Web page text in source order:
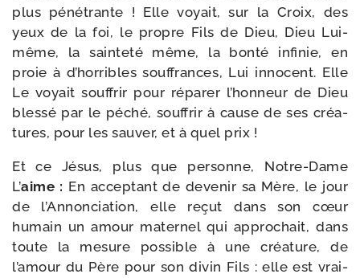
plus péné­trante ! Elle voyait, sur la Croix, des
yeux de la foi, le propre Fils de Dieu, Dieu Lui-​
même, la sain­te­té même, la bon­té infi­nie, en
proie à d’horribles souf­frances, Lui inno­cent. Elle
Le voyait souf­frir pour répa­rer l’honneur de Dieu
bles­sé par le péché, souf­frir à cause de ses créa­
tures, pour les sau­ver, et à quel prix !
Et ce Jésus, plus que per­sonne, Notre-​Dame
L’aime : En accep­tant de deve­nir sa Mère, le jour
de l’Annonciation, elle reçut dans son cœur
humain un amour mater­nel qui appro­chait, dans
toute la mesure pos­sible à une créa­ture, de
l’amour du Père pour son divin Fils : elle est vrai­